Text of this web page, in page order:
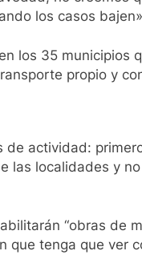
los casos
los 35 municipios
propio y
de actividad:
las localidades y
“obras de
que tenga que ver